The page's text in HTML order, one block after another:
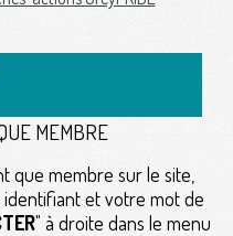
MEMBRE
que membre sur le site,
et votre mot de
" à droite dans le menu